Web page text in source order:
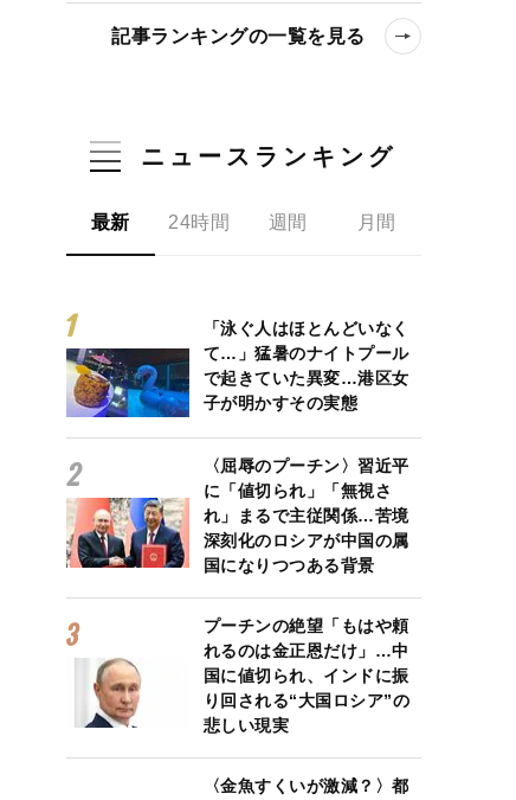
記事ランキングの一覧を見る
ニュースランキング
最新 24時間 週間 月間
「泳ぐ人はほとんどいなく
て…」猛暑のナイトプール
で起きていた異変…港区女
子が明かすその実態
〈屈辱のプーチン〉習近平
に「値切られ」「無視さ
れ」まるで主従関係…苦境
深刻化のロシアが中国の属
国になりつつある背景
プーチンの絶望「もはや頼
れるのは金正恩だけ」…中
国に値切られ、インドに振
り回される“大国ロシア”の
悲しい現実
〈金魚すくいが激減？〉都